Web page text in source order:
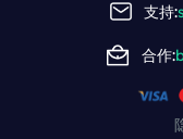
支持:
合作: